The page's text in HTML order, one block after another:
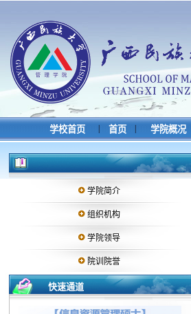
学校首页 首页 学院概况
学院简介
组织机构
学院领导
院训院誉
快速通道